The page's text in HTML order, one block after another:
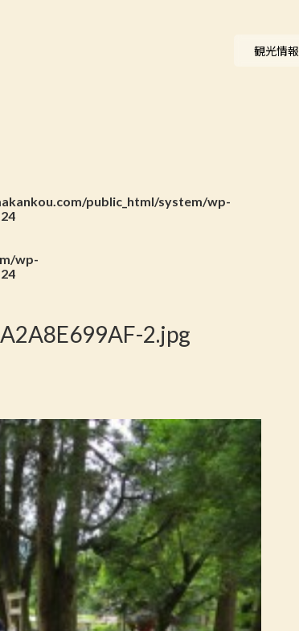
観光情報
public_html/system/wp-
24
wp-
24
2.jpg